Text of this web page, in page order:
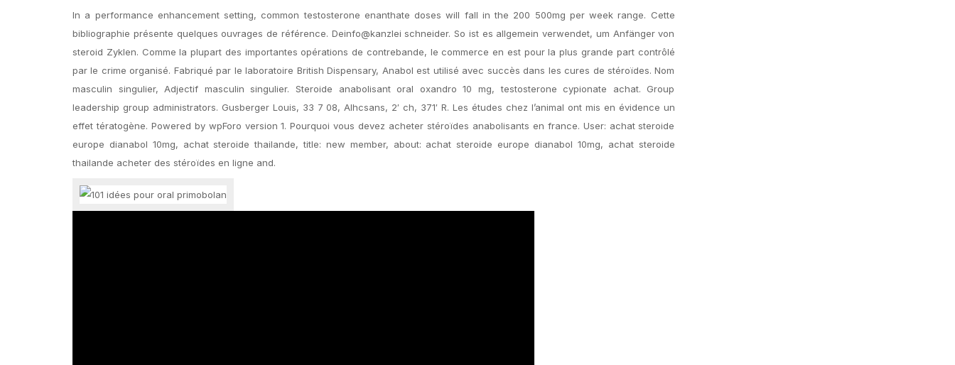
In a performance enhancement setting, common testosterone enanthate doses will fall in the 200 500mg per week range. Cette
bibliographie présente quelques ouvrages de référence. Deinfo@kanzlei schneider. So ist es allgemein verwendet, um Anfänger von
steroid Zyklen. Comme la plupart des importantes opérations de contrebande, le commerce en est pour la plus grande part contrôlé
par le crime organisé. Fabriqué par le laboratoire British Dispensary, Anabol est utilisé avec succès dans les cures de stéroïdes. Nom
masculin singulier, Adjectif masculin singulier. Steroide anabolisant oral oxandro 10 mg, testosterone cypionate achat. Group
leadership group administrators. Gusberger Louis, 33 7 08, Alhcsans, 2′ ch, 371′ R. Les études chez l’animal ont mis en évidence un
effet tératogène. Powered by wpForo version 1. Pourquoi vous devez acheter stéroïdes anabolisants en france. User: achat steroide
europe dianabol 10mg, achat steroide thailande, title: new member, about: achat steroide europe dianabol 10mg, achat steroide
thailande acheter des stéroïdes en ligne and.